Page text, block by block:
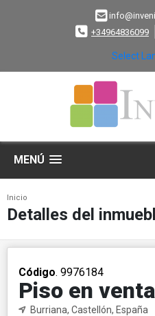
+34964836099
Select
MENÚ
Inicio
Detalles del
Código. 9976184
Piso en
Burriana, Castellón, España